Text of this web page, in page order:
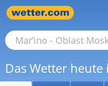
Das Wetter heute